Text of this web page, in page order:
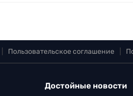
Пользовательское соглашение
Достойные новости